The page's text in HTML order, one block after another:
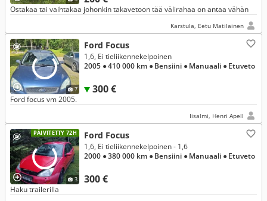
Ostakaa tai vaihtakaa johonkin takavetoon tää välirahaa on antaa vähän
Karstula, Eetu Matilainen
7
Ford Focus
300 €
1,6, Ei tieliikennekelpoinen
2005 ● 410 000 km ● Bensiini ● Manuaali ● Etuveto
Ford focus vm 2005.
Iisalmi, Henri Apell
PÄIVITETTY 72H
3
Ford Focus
300 €
1,6, Ei tieliikennekelpoinen - 1,6
2000 ● 380 000 km ● Bensiini ● Manuaali ● Etuveto
Haku trailerilla